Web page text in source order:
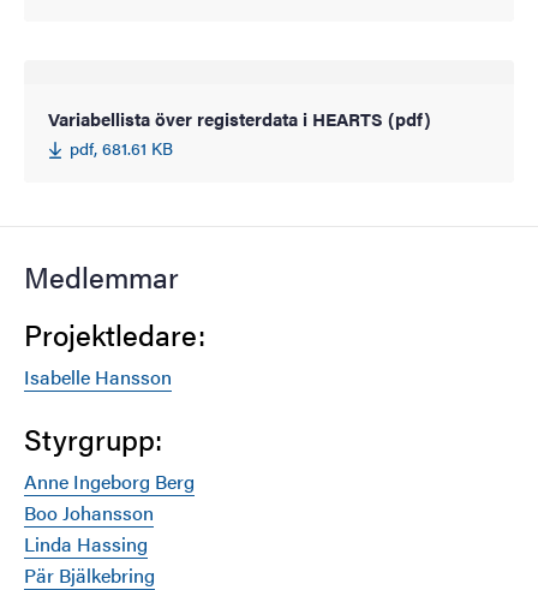
Variabellista över registerdata i HEARTS (pdf)
pdf, 681.61 KB
Medlemmar
Projektledare:
Isabelle Hansson
Styrgrupp:
Anne Ingeborg Berg
Boo Johansson
Linda Hassing
Pär Bjälkebring